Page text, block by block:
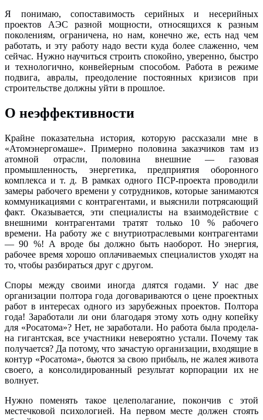
Я понимаю, сопоставимость серийных и несерийных
проектов АЭС раз­ной мощности, относящихся к разным
поколениям, ограничена, но нам, ко­нечно же, есть над чем
работать, и эту работу надо вести куда более сла­женно, чем
сейчас. Нужно научиться строить спокойно, уверенно, быстро
и технологично, конвейерным способом. Работа в режиме
подвига, авралы, преодоление постоянных кризисов при
строительстве должны уйти в про­шлое.
О неэффективности
Крайне показательна история, которую рассказали мне в
«Атомэнергома­ше». Примерно половина заказчиков там из
атомной отрасли, половина внешние — газовая
промышленность, энергетика, предприятия оборонно­го
комплекса и т. д. В рамках одного ПСР-проекта проводили
замеры рабо­чего времени у сотрудников, которые занимаются
коммуникациями с кон­трагентами, и выяснили потрясающий
факт. Оказывается, эти специалисты на взаимодействие с
внешними контрагентами тратят только 10 % рабочего
времени. На работу же с внутриотраслевыми контрагентами
— 90 %! А вро­де бы должно быть наоборот. Но энергия,
рабочее время хорошо оплачивае­мых специалистов уходят на
то, чтобы разбираться друг с другом.
Споры между своими иногда длятся годами. У нас две
организации пол­тора года договариваются о цене проектных
работ в интересах одного из за­рубежных проектов. Полтора
года! Заработали ли они благодаря этому хоть одну копейку
для «Росатома»? Нет, не заработали. Но работа была продела­
на гигантская, все участники невероятно устали. Почему так
получается? Да потому, что зачастую организации, входящие в
контур «Росатома», бьют­ся за свою прибыль, не жалея живота
своего, а консолидированный резуль­тат корпорации их не
волнует.
Нужно поменять такое целеполагание, покончив с этой
местечковой пси­хологией. На первом месте должен стоять